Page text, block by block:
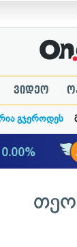
ვიდეო
გჯეროდეს